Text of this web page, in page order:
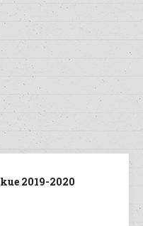
2019-2020